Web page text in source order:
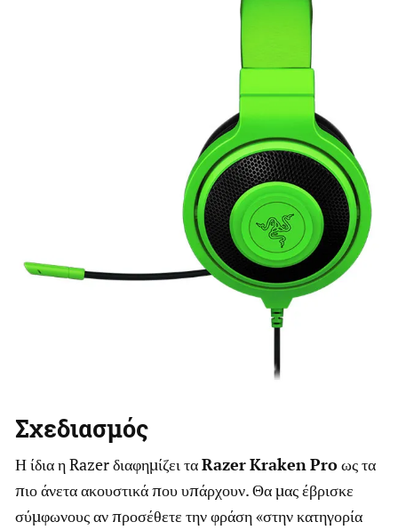
Σχεδιασμός
Η ίδια η Razer διαφημίζει ταRazerKrakenProως τα
πιο άνετα ακουστικά που υπάρχουν. Θα μας έβρισκε
σύμφωνους αν προσέθετε την φράση «στην κατηγορία